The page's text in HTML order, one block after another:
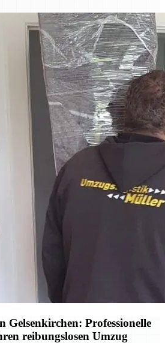
Gelsenkirchen: Professionelle
reibungslosen Umzug